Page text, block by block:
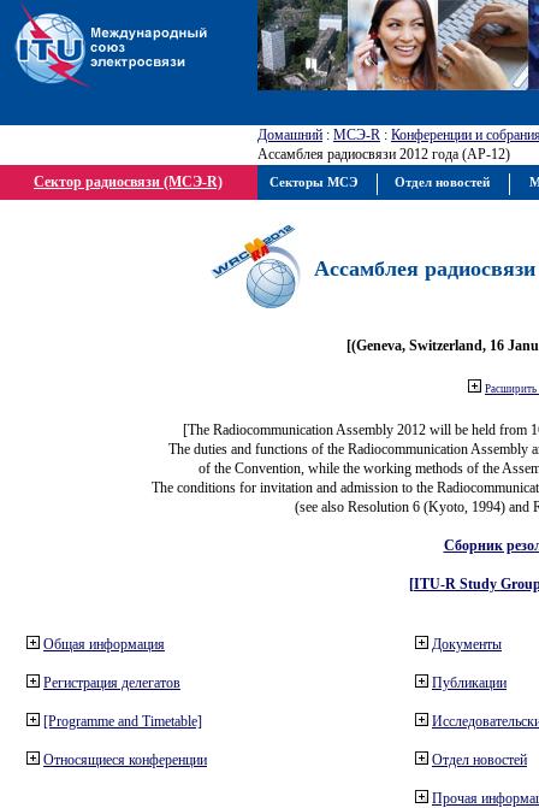
Домашний : МСЭ-R : Конференции и
Ассамблея радиосвязи 2012 года (АР-12)
Сектор радиосвязи (МСЭ-R)
Ассамблея
[(Geneva, Switzerland, 16
Расширить
[The Radiocommunication Assembly 2012 will be held from
The duties and functions of the Radiocommunication
of the Convention, while the working methods of the
The conditions for invitation and admission to the
(see also Resolution 6 (Kyoto, 1994) and
Сборник
[ITU-R Study
Общая информация
Регистрация делегатов
[Programme and Timetable]
Относящиеся конференции
Документы
Публикации
Отдел новостей
Прочая
Секторы МСЭ Отдел новостей